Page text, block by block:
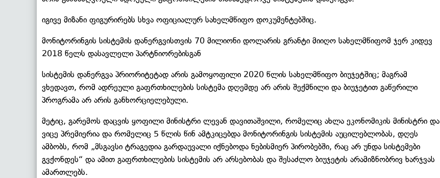
იგივე მიზანი ფიგურირებს სხვა ოფიციალურ სახელმწიფო დოკუმენტებშიც.
მონიტორინგის სისტემის დანერგვისთვის 70 მილიონი დოლარის გრანტი მიიღო სახელმწიფომ ჯერ კიდევ
2018 წელს დასავლელი პარტნიორებისგან
სისტემის დანერგვა პრიორიტეტად არის გამოყოფილი 2020 წლის სახელმწიფო ბიუჯეტშიც; მაგრამ
ვხედავთ, რომ ადრეული გაფრთხილების სისტემა დღემდე არ არის შექმნილი და ბიუჯეტით გაწერილი
პროგრამა არ არის განხორციელებული.
მეტიც, გარემოს დაცვის ყოფილი მინისტრი ლევან დავითაშვილი, რომელიც ახლა ეკონომიკის მინისტრი და
ვიცე პრემიერია და რომელიც 5 წლის წინ ამტკიცებდა მონიტორინგის სისტემის აუცილებლობას, დღეს
ამბობს, რომ „მსგავსი ტრაგედია გარდაუვალი იქნებოდა ნებისმიერ პირობებში, რაც არ უნდა სისტემები
გვქონდეს“ და ამით გაფრთხილების სისტემის არ არსებობას და შესაძლო ბიუჯეტის არამიზნობრივ ხარჯვას
ამართლებს.